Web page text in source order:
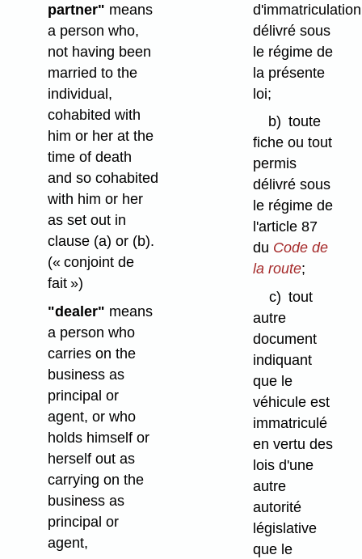
partner" means
a person who,
not having been
married to the
individual,
cohabited with
him or her at the
time of death
and so cohabited
with him or her
as set out in
clause (a) or (b).
(« conjoint de
fait »)
"dealer" means
a person who
carries on the
business as
principal or
agent, or who
holds himself or
herself out as
carrying on the
business as
principal or
agent,
d'immatriculation
délivré sous
le régime de
la présente
loi;
b) toute
fiche ou tout
permis
délivré sous
le régime de
l'article 87
du Code de
la route;
c) tout
autre
document
indiquant
que le
véhicule est
immatriculé
en vertu des
lois d'une
autre
autorité
législative
que le